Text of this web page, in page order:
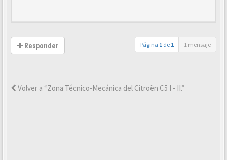
Responder Página 1 de 1 1 mensaje
Volver a “Zona Técnico-Mecánica del Citroën C5 I - II.”